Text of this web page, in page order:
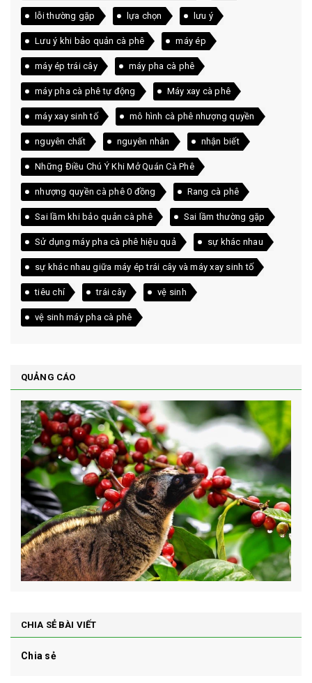
lỗi thường gặp lựa chọn lưu ý
Lưu ý khi bảo quản cà phê máy ép
máy ép trái cây máy pha cà phê
máy pha cà phê tự động Máy xay cà phê
máy xay sinh tố mô hình cà phê nhượng quyền
nguyên chất nguyên nhân nhận biết
Những Điều Chú Ý Khi Mở Quán Cà Phê
nhượng quyền cà phê 0 đồng Rang cà phê
Sai lầm khi bảo quản cà phê Sai lầm thường gặp
Sử dụng máy pha cà phê hiệu quả sự khác nhau
sự khác nhau giữa máy ép trái cây và máy xay sinh tố
tiêu chí trái cây vệ sinh
vệ sinh máy pha cà phê
QUẢNG CÁO
CHIA SẺ BÀI VIẾT
Chia sẻ